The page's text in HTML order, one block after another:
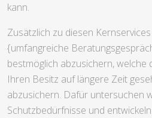
kann.
Zusätzlich zu diesen
{umfangreiche
bestmöglich abzusichern, welche
Ihren Besitz auf längere Zeit
abzusichern. Dafür untersuchen
Schutzbedürfnisse und